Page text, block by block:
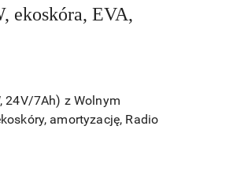
ekoskóra, EVA,
24V/7Ah) z Wolnym
amortyzację, Radio